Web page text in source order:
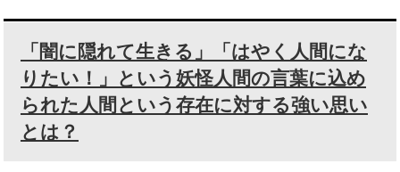
「闇に隠れて生きる」「はやく人間にな
りたい！」という妖怪人間の言葉に込め
られた人間という存在に対する強い思い
とは？